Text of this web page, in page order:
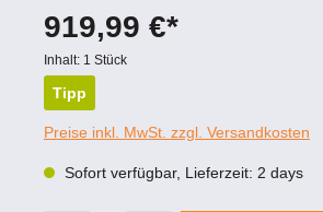
919,99 €*
Inhalt: 1 Stück
Tipp
Preise inkl. MwSt. zzgl. Versandkosten
Sofort verfügbar, Lieferzeit: 2 days